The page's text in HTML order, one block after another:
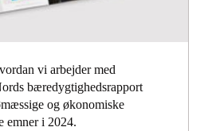
vi arbejder med
bæredygtighedsrapport
og økonomiske
emner i 2024.